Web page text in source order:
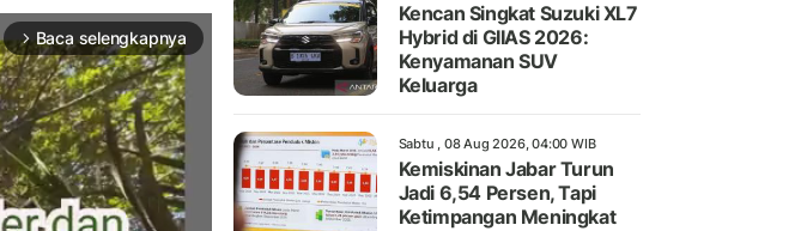
arrow_forward_ios Baca selengkapnya
Kencan Singkat Suzuki XL7
Hybrid di GIIAS 2026:
Kenyamanan SUV
Keluarga
Sabtu , 08 Aug 2026, 04:00 WIB
Kemiskinan Jabar Turun
Jadi 6,54 Persen, Tapi
Ketimpangan Meningkat